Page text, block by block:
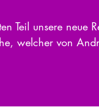
Teil unsere neue
welcher von